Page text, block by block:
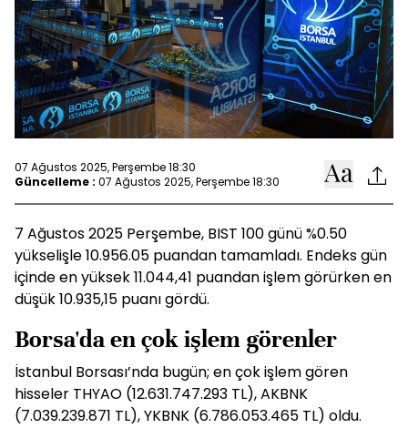
07 Ağustos 2025, Perşembe 18:30
Güncelleme : 07 Ağustos 2025, Perşembe 18:30
7 Ağustos 2025 Perşembe, BIST 100 günü %0.50
yükselişle 10.956.05 puandan tamamladı. Endeks gün
içinde en yüksek 11.044,41 puandan işlem görürken en
düşük 10.935,15 puanı gördü.
Borsa'da en çok işlem görenler
İstanbul Borsası’nda bugün; en çok işlem gören
hisseler THYAO (12.631.747.293 TL), AKBNK
(7.039.239.871 TL), YKBNK (6.786.053.465 TL) oldu.